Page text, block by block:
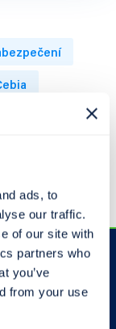
ads, to
our traffic.
of our site with
partners who
you’ve
from your use